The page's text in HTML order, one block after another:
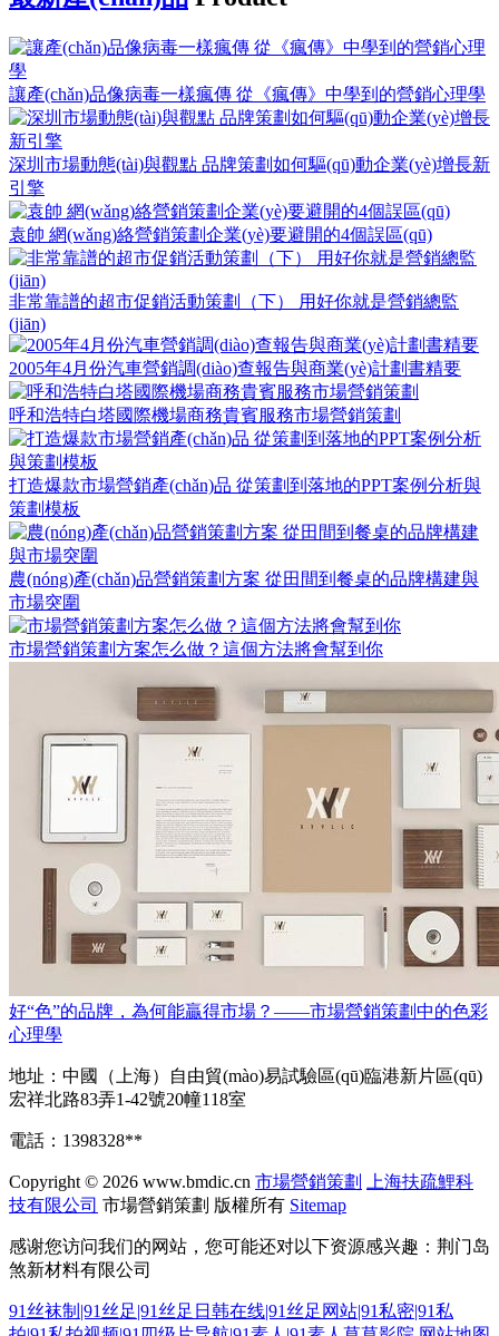
讓產(chǎn)品像病毒一樣瘋傳 從《瘋傳》中學到的營銷心理學
深圳市場動態(tài)與觀點 品牌策劃如何驅(qū)動企業(yè)增長新
引擎
袁帥 網(wǎng)絡營銷策劃企業(yè)要避開的4個誤區(qū)
非常靠譜的超市促銷活動策劃（下） 用好你就是營銷總監
(jiān)
2005年4月份汽車營銷調(diào)查報告與商業(yè)計劃書精要
呼和浩特白塔國際機場商務貴賓服務市場營銷策劃
打造爆款市場營銷產(chǎn)品 從策劃到落地的PPT案例分析與
策劃模板
農(nóng)產(chǎn)品營銷策劃方案 從田間到餐桌的品牌構建與
市場突圍
市場營銷策劃方案怎么做？這個方法將會幫到你
好“色”的品牌，為何能贏得市場？——市場營銷策劃中的色彩
心理學
地址：中國（上海）自由貿(mào)易試驗區(qū)臨港新片區(qū)
宏祥北路83弄1-42號20幢118室
電話：1398328**
Copyright © 2026 www.bmdic.cn 市場營銷策劃
上海扶疏鯉科
技有限公司 市場營銷策劃 版權所有 Sitemap
感谢您访问我们的网站，您可能还对以下资源感兴趣：荆门岛
煞新材料有限公司
91丝袜制|91丝足|91丝足日韩在线|91丝足网站|91私密|91私